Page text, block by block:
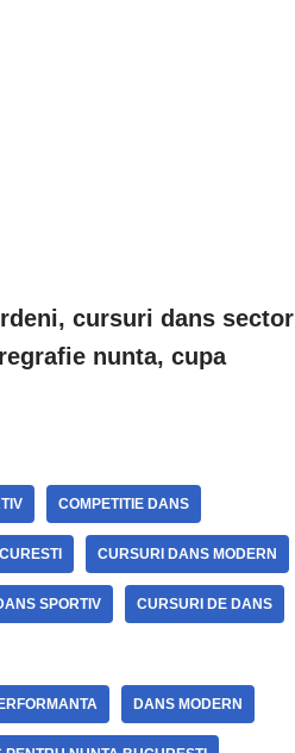
cursuri dans sector
nunta, cupa
COMPETITIE DANS
CURSURI DANS MODERN
SPORTIV CURSURI DE DANS
DANS MODERN